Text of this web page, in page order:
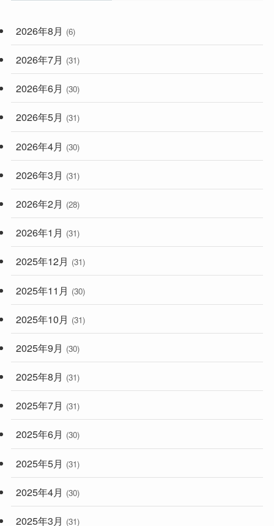
(248)
2026年8月 (6)
2026年7月 (31)
2026年6月 (30)
2026年5月 (31)
2026年4月 (30)
2026年3月 (31)
2026年2月 (28)
2026年1月 (31)
2025年12月 (31)
2025年11月 (30)
2025年10月 (31)
2025年9月 (30)
2025年8月 (31)
2025年7月 (31)
2025年6月 (30)
2025年5月 (31)
2025年4月 (30)
2025年3月 (31)